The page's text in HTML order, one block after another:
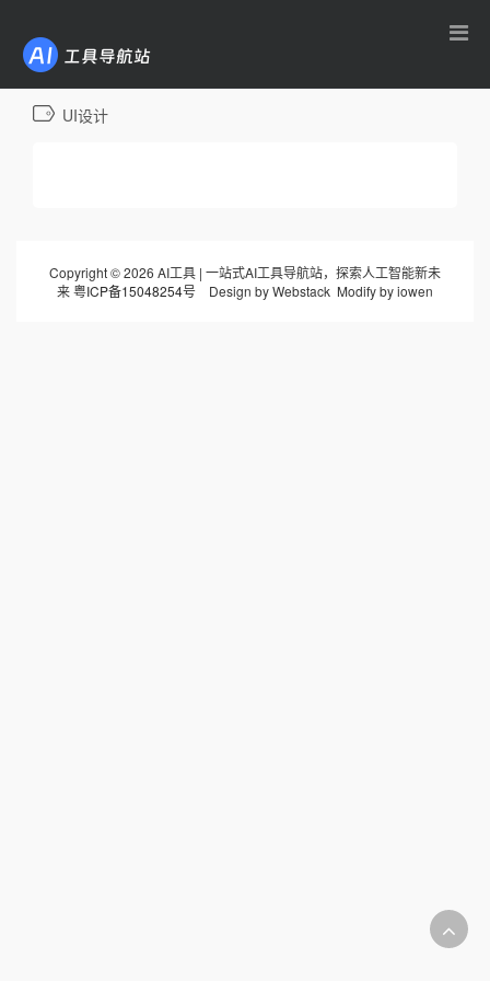
UI设计
Copyright © 2026 AI工具 | 一站式AI工具导航站，探索人工智能新未
来粤ICP备15048254号 Design by Webstack Modify by iowen